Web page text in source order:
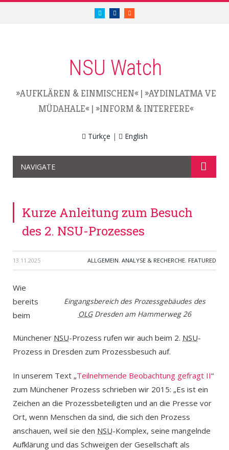
twitter.com/nsuwatch
facebook.com/nsuwatch
RSS
NSU Watch
»AUFKLÄREN & EINMISCHEN« | »AYDINLATMA VE
MÜDAHALE« | »INFORM & INTERFERE«
Türkçe | English
NAVIGATE
Kurze Anleitung zum Besuch
des 2. NSU-Prozesses
13.11.2025 · ALLGEMEIN, ANALYSE & RECHERCHE, FEATURED
Eingangsbereich des Prozessgebäudes des
OLGDresden am Hammerweg 26
Wie
bereits
beim
Münchener NSU-Prozess rufen wir auch beim 2. NSU-
Prozess in Dresden zum Prozessbesuch auf.
In unserem Text „Teilnehmende Beobachtung gefragt II“
zum Münchener Prozess schrieben wir 2015: „Es ist ein
Zeichen an die Prozessbeteiligten und an die Presse vor
Ort, wenn Menschen da sind, die sich den Prozess
anschauen, weil sie den NSU-Komplex, seine mangelnde
Aufklärung und das Schweigen der Gesellschaft als